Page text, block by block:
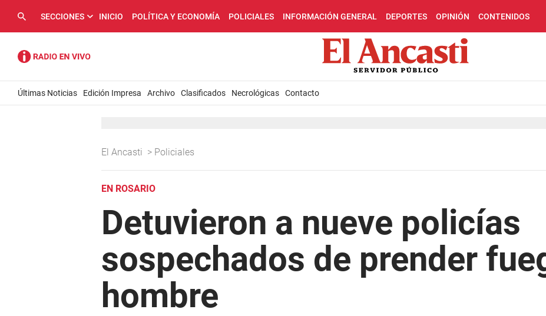
SECCIONES INICIO POLÍTICA Y ECONOMÍA POLICIALES INFORMACIÓN GENERAL DEPORTES OPINIÓN CONTENIDOS
Últimas Noticias Edición Impresa Archivo Clasificados Necrológicas Contacto
El Ancasti > Policiales
EN ROSARIO
Detuvieron a nueve policías
sospechados de prender
hombre